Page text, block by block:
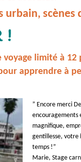
urbain, scènes
!
voyage limité à
apprendre à
” Encore merci
encouragements
magnifique,
gentillesse, votre
temps !”
Marie, Stage